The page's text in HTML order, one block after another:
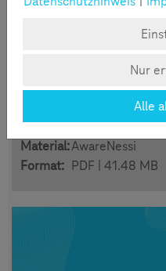
AwareNessi: Was
Burgen ohne Tor. Hier
AwareNessi.
Zeit:
5-15 min
Material:AwareNessi
Format: PDF | 41.48 MB
Nur
Alle